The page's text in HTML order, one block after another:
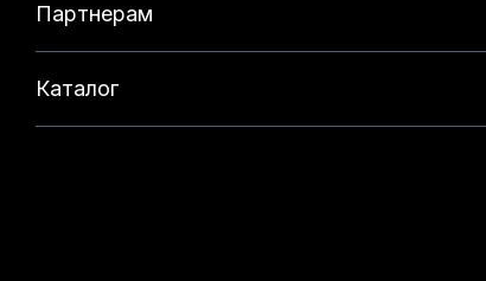
Партнерам
Каталог
Данный веб-сайт использует cookie-файлы и